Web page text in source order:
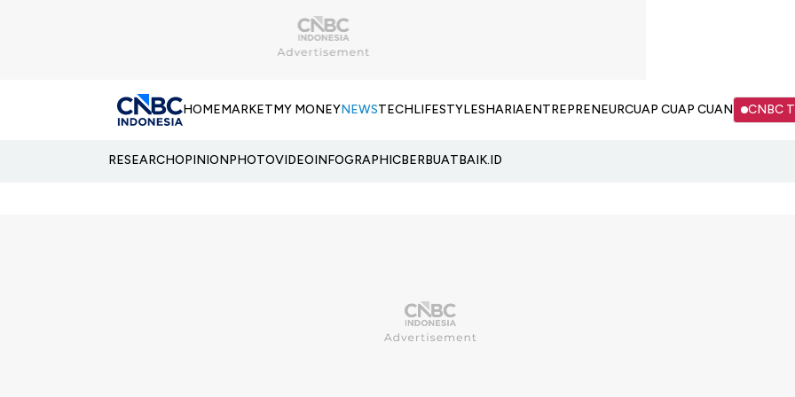
HOMEMARKETMY MONEYNEWSTECHLIFESTYLESHARIAENTREPRENEURCUAP CUAP CUAN CNBC
RESEARCHOPINIONPHOTOVIDEOINFOGRAPHICBERBUATBAIK.ID